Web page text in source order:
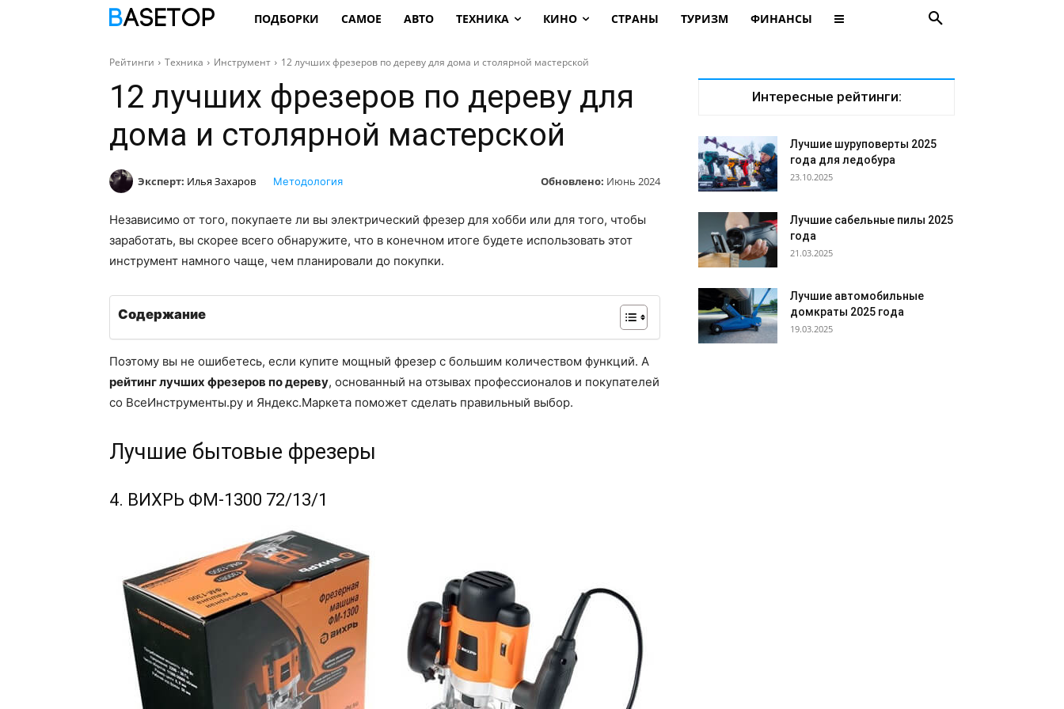
ПОДБОРКИ САМОЕ АВТО ТЕХНИКА КИНО СТРАНЫ ТУРИЗМ ФИНАНСЫ
Рейтинги Техника Инструмент 12 лучших фрезеров по дереву для дома и столярной мастерской
12 лучших фрезеров по дереву для
дома и столярной мастерской
Эксперт: Илья Захаров Обновлено: Июнь 2024
Методология
Независимо от того, покупаете ли вы электрический фрезер для хобби или для того, чтобы
заработать, вы скорее всего обнаружите, что в конечном итоге будете использовать этот
инструмент намного чаще, чем планировали до покупки.
Содержание
Поэтому вы не ошибетесь, если купите мощный фрезер с большим количеством функций. А
рейтинг лучших фрезеров по дереву, основанный на отзывах профессионалов и покупателей
со ВсеИнструменты.ру и Яндекс.Маркета поможет сделать правильный выбор.
Лучшие бытовые фрезеры
4. ВИХРЬ ФМ-1300 72/13/1
Интересные рейтинги:
Лучшие шуруповерты 2025
года для ледобура
23.10.2025
Лучшие сабельные пилы 2025
года
21.03.2025
Лучшие автомобильные
домкраты 2025 года
19.03.2025